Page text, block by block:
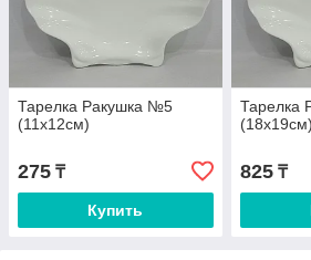
Тарелка Ракушка №5
(11х12см)
275 ₸
Купить
Тарелка
(18х19см)
825₸